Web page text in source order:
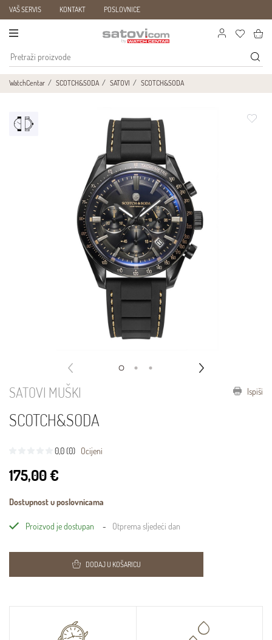
VAŠ SERVIS KONTAKT POSLOVNICE
WatchCentar SCOTCH&SODA SATOVI SCOTCH&SODA
Ispiši
SATOVI MUŠKI
SCOTCH&SODA
0,0 (0) Ocijeni
175,00 €
Dostupnost u poslovnicama
Proizvod je dostupan Otprema sljedeći dan
DODAJ U KOŠARICU